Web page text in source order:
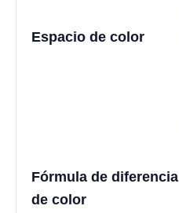
Espacio de color
Fórmula de diferencia
de color